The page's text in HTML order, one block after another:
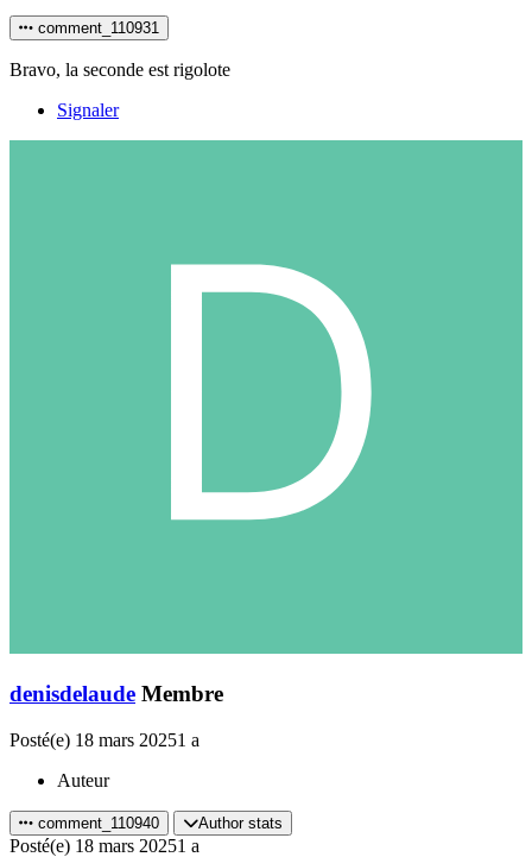
comment_110931
Bravo, la seconde est rigolote
Signaler
denisdelaude Membre
Posté(e) 18 mars 20251 a
Auteur
comment_110940 Author stats
Posté(e) 18 mars 20251 a